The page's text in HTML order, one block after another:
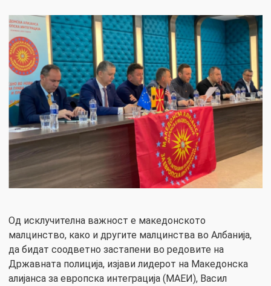
Од исклучителна важност е македонското
малцинство, како и другите малцинства во Албанија,
да бидат соодветно застапени во редовите на
Државната полиција, изјави лидерот на Македонска
алијанса за европска интеграција (МАЕИ), Васил